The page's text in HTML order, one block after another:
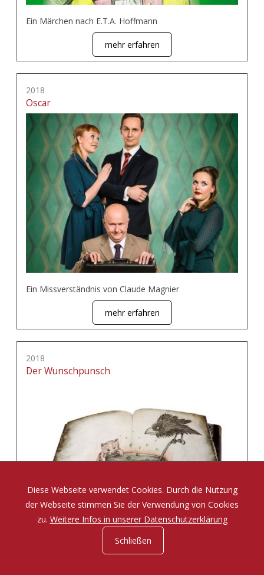
Ein Märchen nach E.T.A. Hoffmann
mehr erfahren
2018
Oscar
Ein Missverständnis von Claude Magnier
mehr erfahren
2018
Der Wunschpunsch
Eine Zauberposse von Michael Ende
Diese Webseite verwendet Cookies. Durch die Nutzung
der Webseite stimmen Sie der Verwendung von Cookies
zu. Weitere Infos in unserer Datenschutzerklärung
Schließen